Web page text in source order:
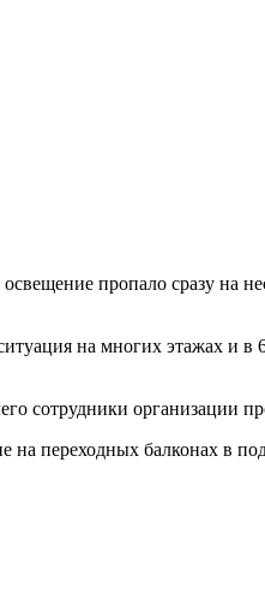
пропало сразу на
на многих этажах и
сотрудники организации
на переходных балконах в